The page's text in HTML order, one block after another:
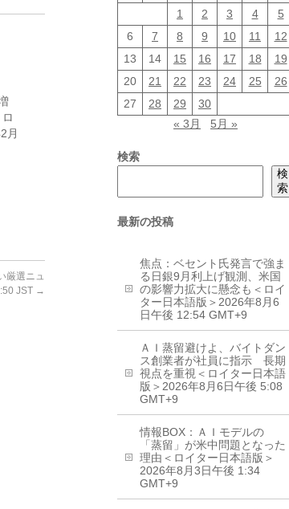
月
厳選ニュ
JST →
1
2 3 4
5
6
7 8 9 10 11
12
13
14 15 16 17 18
19
20
21 22 23 24 25
26
27
28 29
30
« 3月
5月 »
検索
検
索
最新の投稿
焦点：ベセント氏発言で強ま
る日銀9月利上げ観測、米国
の影響力拡大に懸念も＜ロイ
ター日本語版＞2026年8月6
日午後 12:54 GMT+9
ＡＩ蒸留避けよ、バイトダン
ス創業者が社員に指示 長期
視点を重視＜ロイター日本語
版＞2026年8月6日午後 5:08
GMT+9
情報BOX：ＡＩモデルの
「蒸留」が米中問題となった
理由＜ロイター日本語版＞
2026年8月3日午後 1:34
GMT+9